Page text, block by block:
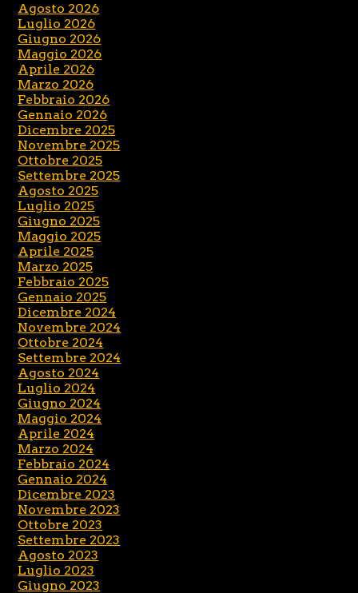
Agosto 2026
Luglio 2026
Giugno 2026
Maggio 2026
Aprile 2026
Marzo 2026
Febbraio 2026
Gennaio 2026
Dicembre 2025
Novembre 2025
Ottobre 2025
Settembre 2025
Agosto 2025
Luglio 2025
Giugno 2025
Maggio 2025
Aprile 2025
Marzo 2025
Febbraio 2025
Gennaio 2025
Dicembre 2024
Novembre 2024
Ottobre 2024
Settembre 2024
Agosto 2024
Luglio 2024
Giugno 2024
Maggio 2024
Aprile 2024
Marzo 2024
Febbraio 2024
Gennaio 2024
Dicembre 2023
Novembre 2023
Ottobre 2023
Settembre 2023
Agosto 2023
Luglio 2023
Giugno 2023